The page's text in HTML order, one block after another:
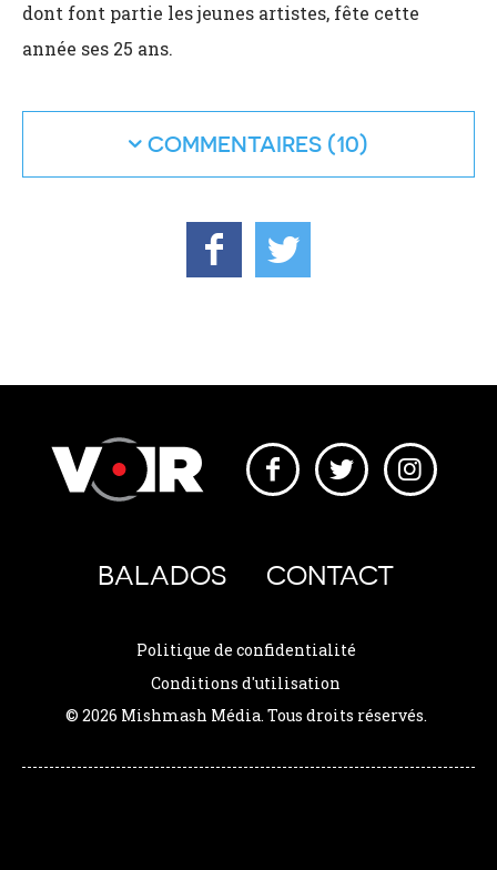
dont font partie les jeunes artistes, fête cette
année ses 25 ans.
COMMENTAIRES
BALADOS CONTACT
Politique de confidentialité
Conditions d'utilisation
© 2026 Mishmash Média. Tous droits réservés.